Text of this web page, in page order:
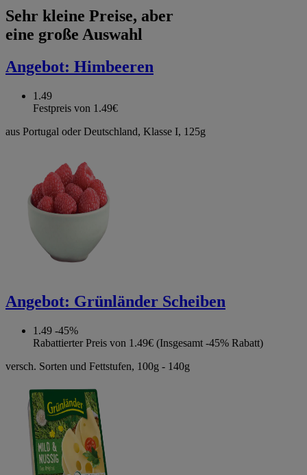
Sehr kleine Preise, aber
eine große Auswahl
Angebot: Himbeeren
1.49
Festpreis von 1.49€
aus Portugal oder Deutschland, Klasse I, 125g
Angebot: Grünländer Scheiben
1.49 -45%
Rabattierter Preis von 1.49€ (Insgesamt -45% Rabatt)
versch. Sorten und Fettstufen, 100g - 140g